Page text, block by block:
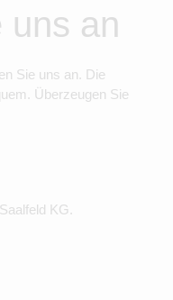
uns an
Sie uns an. Die
Überzeugen Sie
KG.